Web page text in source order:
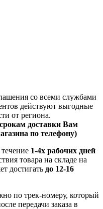
со всеми службами
действуют выгодные
от региона.
доставки Вам
по телефону)
1-4х рабочих дней
товара на складе на
достигать до 12-16
по трек-номеру, который
передачи заказа в